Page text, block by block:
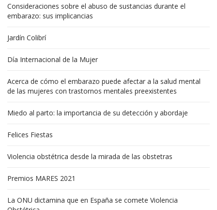
Consideraciones sobre el abuso de sustancias durante el
embarazo: sus implicancias
Jardín Colibrí
Día Internacional de la Mujer
Acerca de cómo el embarazo puede afectar a la salud mental
de las mujeres con trastornos mentales preexistentes
Miedo al parto: la importancia de su detección y abordaje
Felices Fiestas
Violencia obstétrica desde la mirada de las obstetras
Premios MARES 2021
La ONU dictamina que en España se comete Violencia